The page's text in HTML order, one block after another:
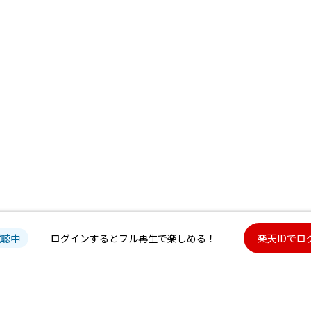
中 ログインするとフル再生で楽しめる！ 楽天IDでロ